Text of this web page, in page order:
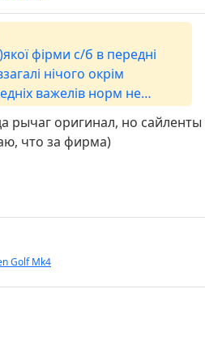
фірми с/б в передні
нічого окрім
важелів норм не
ставити від сх5 кф, там ті с/
і маслонаповнені.раз
driver.top/exp/569319/
рычаг оригинал, но сайленты
что за фирма)
Golf Mk4